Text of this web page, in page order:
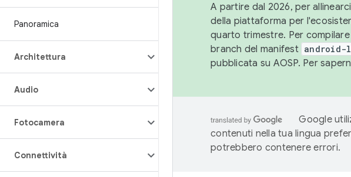
Panoramica
Architettura
Audio
Fotocamera
Connettività
A partire dal 2026, per
della piattaforma per
quarto trimestre. Per
branch del manifest android-
pubblicata su AOSP. Per
Google
contenuti nella tua lingua
potrebbero contenere errori.